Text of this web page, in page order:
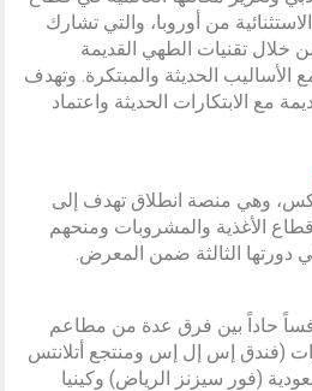
من أوروبا، والتي تشارك
من خلال تقنيات الطهي القديمة
الأساليب الحديثة والمبتكرة. وتهدف
مع الابتكارات الحديثة واعتماد
وهي منصة انطلاق تهدف إلى
الأغذية والمشروبات ومنحهم
دورتها الثالثة ضمن المعرض.
حاداً بين فرق عدة من مطاعم
(فندق إس إل إس ومنتجع أتلانتس
(فور سيزنز الرياض) وكينيا